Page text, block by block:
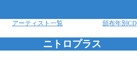
アーティスト一覧 頒布年別CD
ニトロプラス